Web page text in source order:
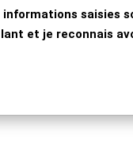
saisies
et je reconnais